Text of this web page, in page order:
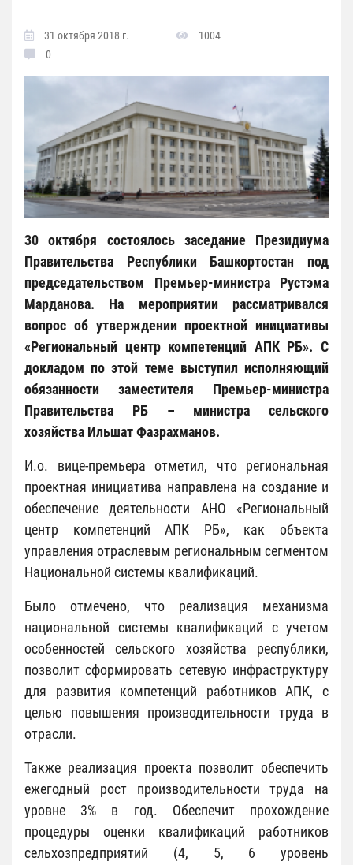
31 октября 2018 г.
1004
0
30 октября состоялось заседание Президиума
Правительства Республики Башкортостан под
председательством Премьер-министра Рустэма
Марданова. На мероприятии рассматривался
вопрос об утверждении проектной инициативы
«Региональный центр компетенций АПК РБ». С
докладом по этой теме выступил исполняющий
обязанности заместителя Премьер-министра
Правительства РБ – министра сельского
хозяйства Ильшат Фазрахманов.
И.о. вице-премьера отметил, что региональная
проектная инициатива направлена на создание и
обеспечение деятельности АНО «Региональный
центр компетенций АПК РБ», как объекта
управления отраслевым региональным сегментом
Национальной системы квалификаций.
Было отмечено, что реализация механизма
национальной системы квалификаций с учетом
особенностей сельского хозяйства республики,
позволит сформировать сетевую инфраструктуру
для развития компетенций работников АПК, с
целью повышения производительности труда в
отрасли.
Также реализация проекта позволит обеспечить
ежегодный рост производительности труда на
уровне 3% в год. Обеспечит прохождение
процедуры оценки квалификаций работников
сельхозпредприятий (4, 5, 6 уровень